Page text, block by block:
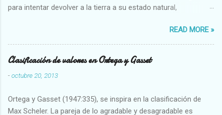
para intentar devolver a la tierra a su estado natural,
READ MORE »
Clasificación de valores en Ortega y Gasset
-octubre 20, 2013
Ortega y Gasset (1947:335), se inspira en la clasificación de
Max Scheler. La pareja de lo agradable y desagradable es